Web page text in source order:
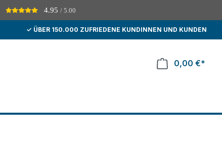
4.95/ 5.00
✓ ÜBER 150.000 ZUFRIEDENE KUNDINNEN UND KUNDEN
0,00 €*